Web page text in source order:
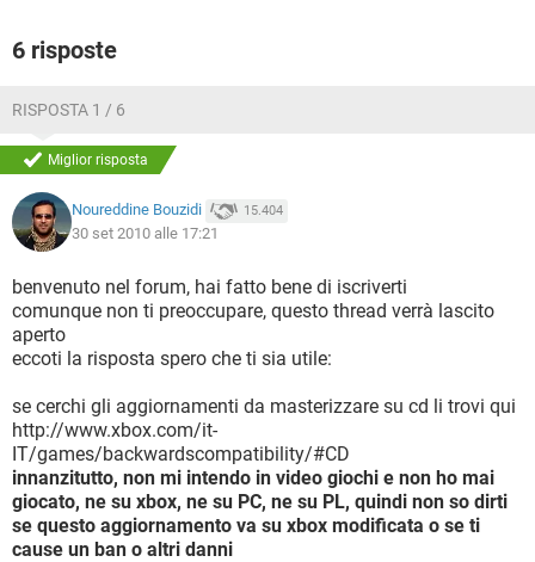
6 risposte
RISPOSTA 1 / 6
Miglior risposta
Noureddine Bouzidi 15.404
30 set 2010 alle 17:21
benvenuto nel forum, hai fatto bene di iscriverti
comunque non ti preoccupare, questo thread verrà lascito
aperto
eccoti la risposta spero che ti sia utile:
se cerchi gli aggiornamenti da masterizzare su cd li trovi qui
http://www.xbox.com/it-
IT/games/backwardscompatibility/#CD
innanzitutto, non mi intendo in video giochi e non ho mai
giocato, ne su xbox, ne su PC, ne su PL, quindi non so dirti
se questo aggiornamento va su xbox modificata o se ti
cause un ban o altri danni